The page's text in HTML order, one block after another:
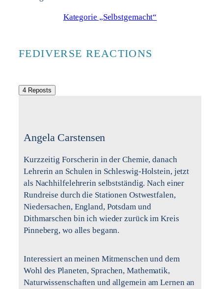
Kategorie „Selbstgemacht“
FEDIVERSE REACTIONS
4 Reposts
Angela Carstensen
Kurzzeitig Forscherin in der Chemie, danach
Lehrerin an Schulen in Schleswig-Holstein, jetzt
als Nachhilfelehrerin selbstständig. Nach einer
Rundreise durch die Stationen Ostwestfalen,
Niedersachen, England, Potsdam und
Dithmarschen bin ich wieder zurück im Kreis
Pinneberg, wo alles begann.
Interessiert an meinen Mitmenschen und dem
Wohl des Planeten, Sprachen, Mathematik,
Naturwissenschaften und allgemein am Lernen an